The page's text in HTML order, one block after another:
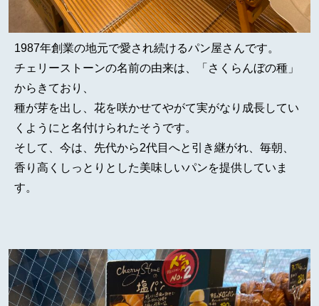
1987年創業の地元で愛され続けるパン屋さんです。
チェリーストーンの名前の由来は、「さくらんぼの種」
からきており、
種が芽を出し、花を咲かせてやがて実がなり成長してい
くようにと名付けられたそうです。
そして、今は、先代から2代目へと引き継がれ、毎朝、
香り高くしっとりとした美味しいパンを提供していま
す。